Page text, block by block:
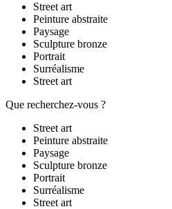
Street art
Peinture abstraite
Paysage
Sculpture bronze
Portrait
Surréalisme
Street art
Que recherchez-vous ?
Street art
Peinture abstraite
Paysage
Sculpture bronze
Portrait
Surréalisme
Street art